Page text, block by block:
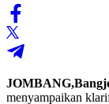
menyampaikan